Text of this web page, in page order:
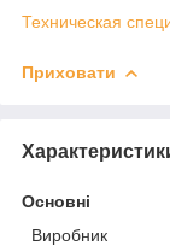
Техническая
Приховати
Основні
Виробник